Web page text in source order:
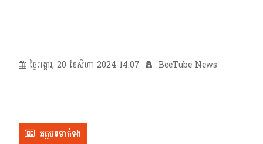
ថ្ងៃអង្គារ, 20 ខែសីហា 2024 14:07 BeeTube News
អត្ថបទទាក់ទង